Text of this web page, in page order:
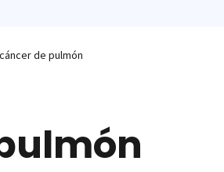
de pulmón